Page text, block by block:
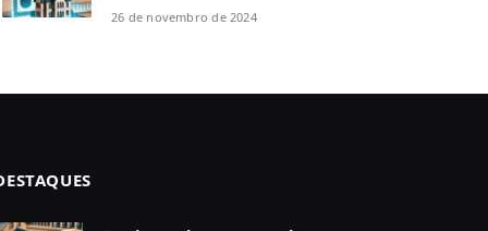
26 de novembro de 2024